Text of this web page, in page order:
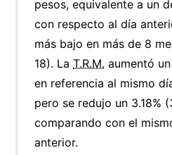
pesos, equivalente a un
con respecto al día
más bajo en más de 8
18). La T.R.M. aumentó
en referencia al mismo
pero se redujo un 3.18%
comparando con el
anterior.